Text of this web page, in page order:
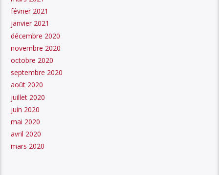
février 2021
janvier 2021
décembre 2020
novembre 2020
octobre 2020
septembre 2020
août 2020
juillet 2020
juin 2020
mai 2020
avril 2020
mars 2020